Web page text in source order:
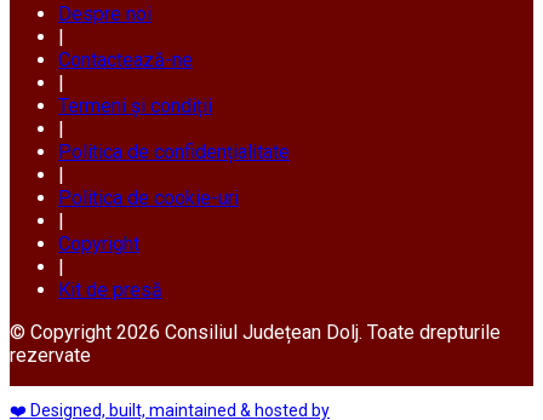
Despre noi
|
Contactează-ne
|
Termeni și condiții
|
Politica de confidențialitate
|
Politica de cookie-uri
|
Copyright
|
Kit de presă
© Copyright 2026 Consiliul Județean Dolj. Toate drepturile
rezervate
❤️ Designed, built, maintained & hosted by